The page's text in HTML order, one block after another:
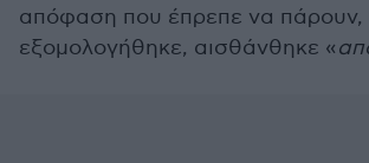
απόφαση που έπρεπε να πάρουν,
εξομολογήθηκε, αισθάνθηκε «